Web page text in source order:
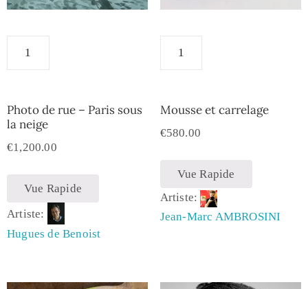
Photo de rue – Paris sous
la neige
€1,200.00
Vue Rapide
Artiste:
Hugues de Benoist
Mousse et carrelage
€580.00
Vue Rapide
Artiste:
Jean-Marc AMBROSINI